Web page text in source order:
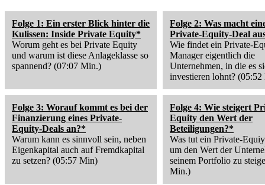
Folge 1: Ein erster Blick hinter die
Kulissen: Inside Private Equity*
Worum geht es bei Private Equity
und warum ist diese Anlageklasse so
spannend? (07:07 Min.)
Folge 2: Was macht
Private-Equity-Deal
Wie findet ein Private-
Manager eigentlich die
Unternehmen, in die es
investieren lohnt?
Folge 3: Worauf kommt es bei der
Finanzierung eines Private-
Equity-Deals an?*
Warum kann es sinnvoll sein, neben
Eigenkapital auch auf Fremdkapital
zu setzen? (05:57 Min)
Folge 4: Wie steigert
Equity den Wert der
Beteiligungen?*
Was tut ein Private-
um den Wert der
seinem Portfolio zu
Min.)